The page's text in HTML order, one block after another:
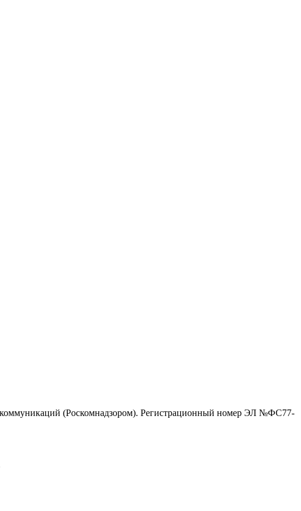
коммуникаций (Роскомнадзором). Регистрационный номер ЭЛ №ФС77-